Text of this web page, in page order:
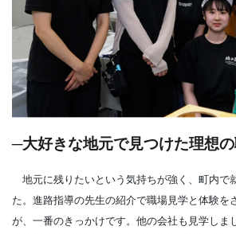
─大好きな地元で見つけた理想
地元に残りたいという気持ちが強く、町内で
た。進路指導の先生の紹介で職場見学と体験を
が、一番のきっかけです。他の会社も見学しま